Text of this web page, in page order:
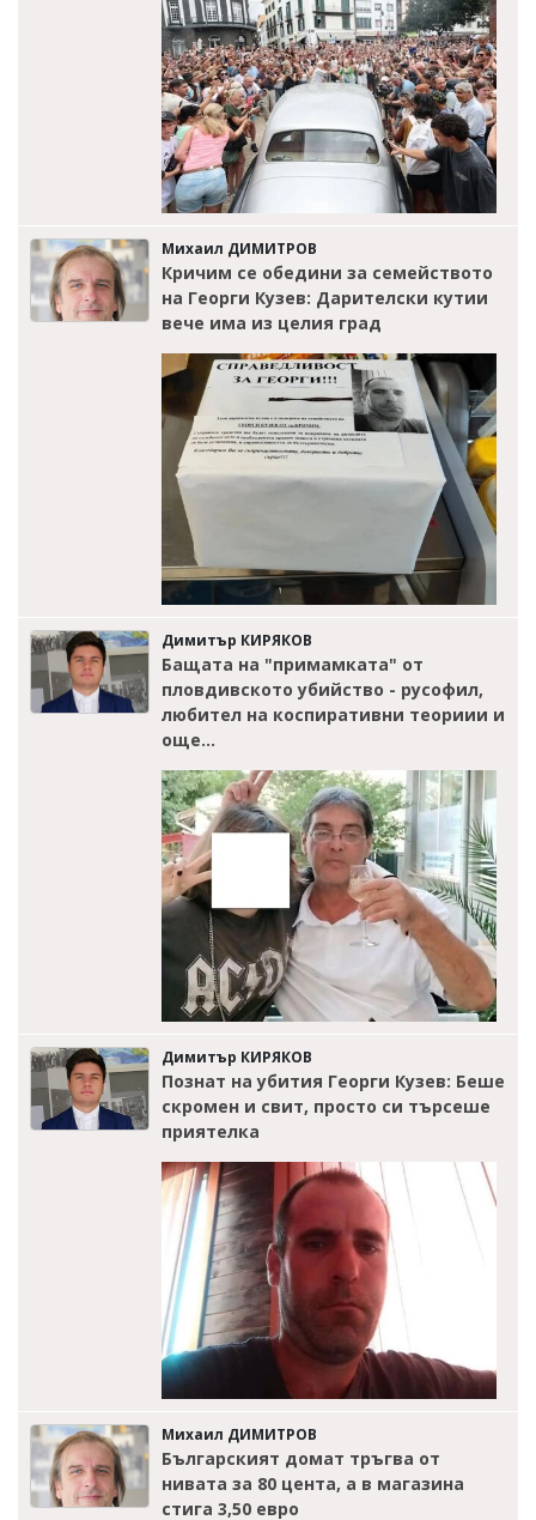
Михаил ДИМИТРОВ
Кричим се обедини за семейството
на Георги Кузев: Дарителски кутии
вече има из целия град
Димитър КИРЯКОВ
Бащата на "примамката" от
пловдивското убийство - русофил,
любител на коспиративни теориии и
още...
Димитър КИРЯКОВ
Познат на убития Георги Кузев: Беше
скромен и свит, просто си търсеше
приятелка
Михаил ДИМИТРОВ
Българският домат тръгва от
нивата за 80 цента, а в магазина
стига 3,50 евро